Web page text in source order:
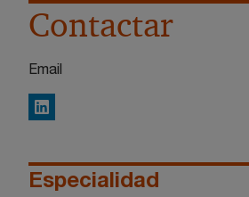
Contactar
Email
LinkedIn
Especialidad